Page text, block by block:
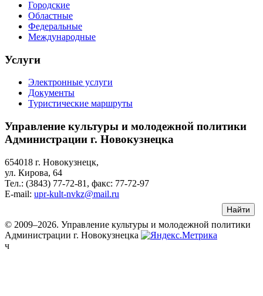
Городские
Областные
Федеральные
Международные
Услуги
Электронные услуги
Документы
Туристические маршруты
Управление культуры и молодежной политики
Администрации г. Новокузнецка
654018 г. Новокузнецк,
ул. Кирова, 64
Тел.: (3843) 77-72-81 , факс: 77-72-97
E-mail: upr-kult-nvkz@mail.ru
© 2009–2026. Управление культуры и молодежной политики
Администрации г. Новокузнецка
ч